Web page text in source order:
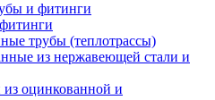
и фитинги
трубы (теплотрассы)
из нержавеющей стали и
оцинкованной и